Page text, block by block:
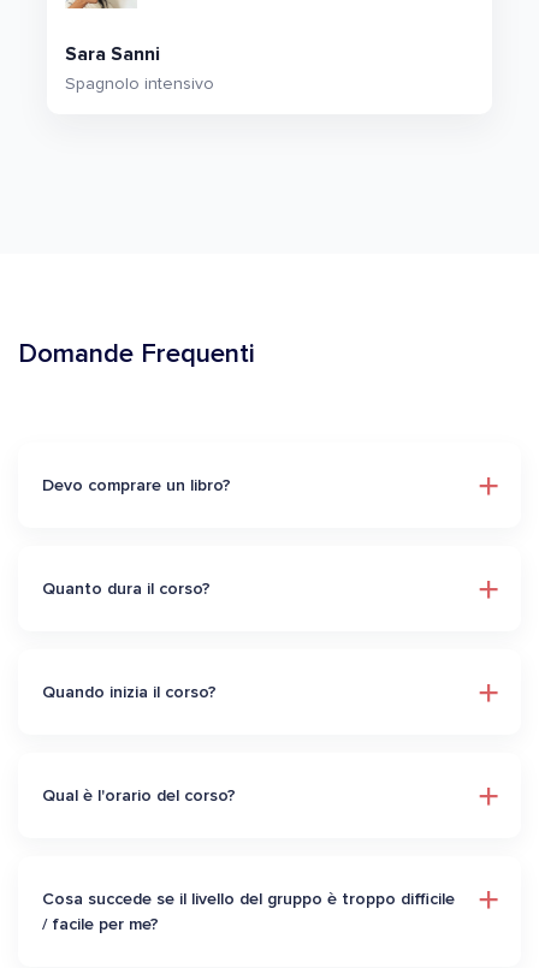
Sara Sanni
Spagnolo intensivo
Domande Frequenti
Devo comprare un libro?
Quanto dura il corso?
Quando inizia il corso?
Qual è l'orario del corso?
Cosa succede se il livello del gruppo è troppo difficile
/ facile per me?